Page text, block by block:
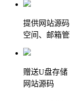
提供网站源
空间、邮箱
赠送U盘存储
网站源码